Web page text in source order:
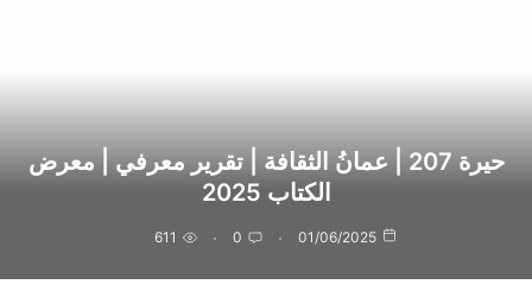
حيرة 207 | عمانُ الثقافة | تقرير معرفي | معرض
الكتاب 2025
01/06/2025
0
611